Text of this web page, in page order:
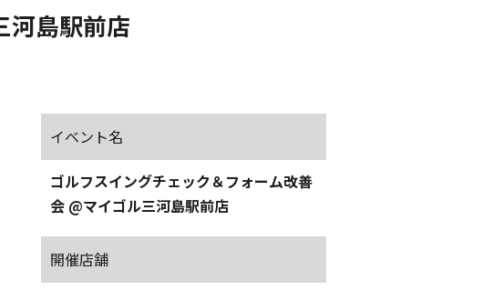
河島駅前店
イベント名
ゴルフスイングチェック＆フォーム改善
会 @マイゴル三河島駅前店
開催店舗